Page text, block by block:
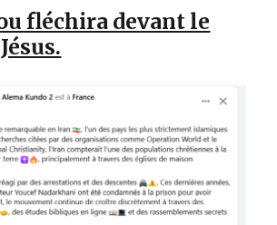
fléchira devant le